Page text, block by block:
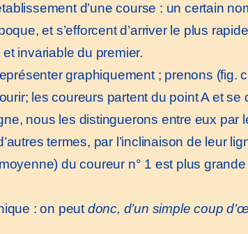
d’une course : un certain
et s’efforcent d’arriver le plus
invariable du premier.
graphiquement ; prenons (fig.
les coureurs partent du point A et se
nous les distinguerons entre eux par
termes, par l’inclinaison de leur
du coureur n° 1 est plus
: on peutdonc, d’un simple coup